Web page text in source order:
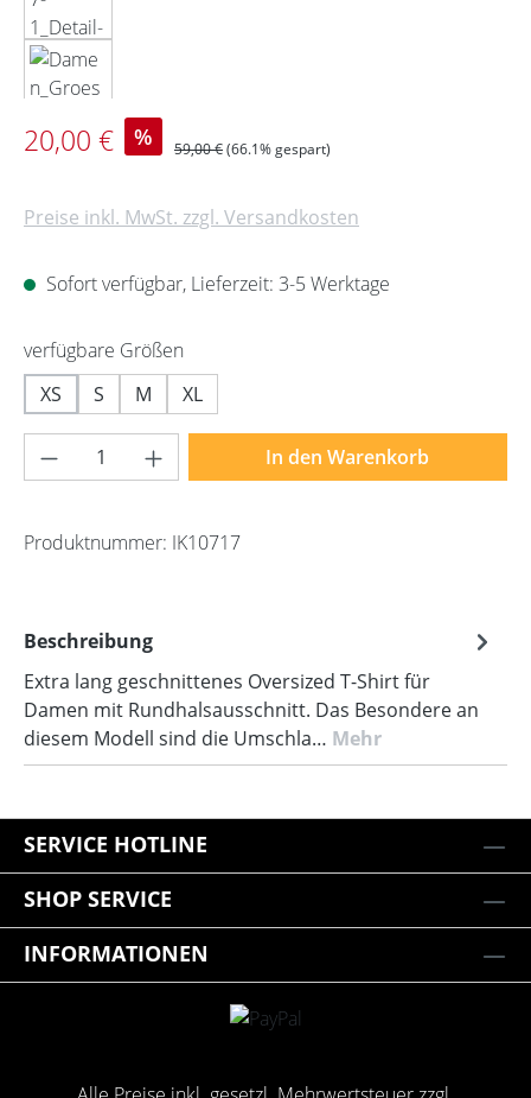
Verkaufspreis:
20,00 € % Regulärer Preis:
59,00 €(66.1% gespart)
Preise inkl. MwSt. zzgl. Versandkosten
Sofort verfügbar, Lieferzeit: 3-5 Werktage
verfügbare Größenauswählen
XS
S M XL
Produkt Anzahl: Gib den gewünschten
In den Warenkorb
Produktnummer: IK10717
Beschreibung
Extra lang geschnittenes Oversized T-Shirt für
Damen mit Rundhalsausschnitt. Das Besondere an
diesem Modell sind die Umschla… Mehr
SERVICE HOTLINE
SHOP SERVICE
INFORMATIONEN